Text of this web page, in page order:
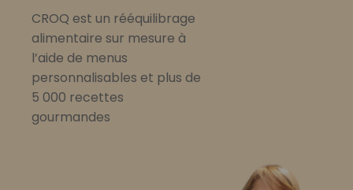
CROQ est un rééquilibrage
alimentaire sur mesure à
l’aide de menus
personnalisables et plus de
5 000 recettes
gourmandes